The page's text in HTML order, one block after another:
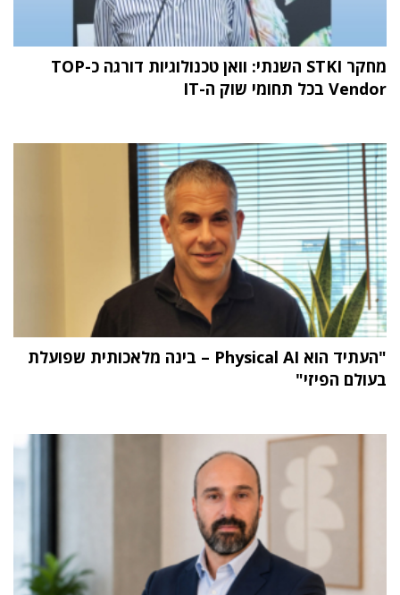
מחקר STKI השנתי: וואן טכנולוגיות דורגה כ-TOP
Vendor בכל תחומי שוק ה-IT
"העתיד הוא Physical AI – בינה מלאכותית שפועלת
בעולם הפיזי"